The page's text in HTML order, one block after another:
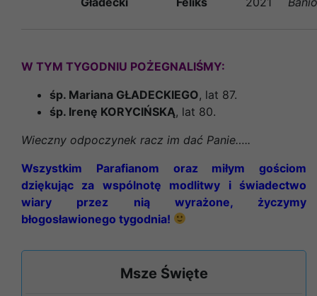
W TYM TYGODNIU POŻEGNALIŚMY:
śp. Mariana GŁADECKIEGO, lat 87.
śp. Irenę KORYCIŃSKĄ, lat 80.
Wieczny odpoczynek racz im dać Panie…..
Wszystkim Parafianom oraz miłym gościom
dziękując za wspólnotę modlitwy i świadectwo
wiary przez nią wyrażone, życzymy
błogosławionego tygodnia!
Msze Święte